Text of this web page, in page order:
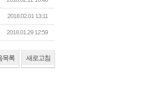
2018.02.01 13:11
2018.01.29 12:59
목록 새로고침